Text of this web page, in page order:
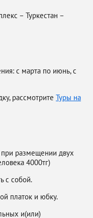
– Туркестан –
с марта по июнь, с
рассмотрите Туры на
размещении двух
4000тг)
с собой.⠀
платок и юбку.⁣⁣⠀
и(или)